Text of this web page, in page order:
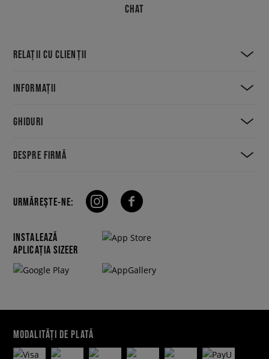
CHAT
RELAȚII CU CLIENȚII
INFORMAȚII
GHIDURI
DESPRE FIRMĂ
URMĂREȘTE-NE:
INSTALEAZĂ
APLICAȚIA SIZEER
MODALITĂȚI DE PLATĂ